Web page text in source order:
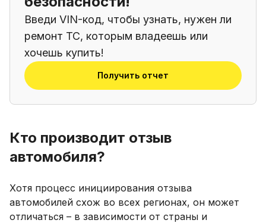
Введи VIN-код, чтобы узнать, нужен ли
ремонт ТС, которым владеешь или
хочешь купить!
Получить отчет
Кто производит отзыв
автомобиля?
Хотя процесс инициирования отзыва
автомобилей схож во всех регионах, он может
отличаться – в зависимости от страны и